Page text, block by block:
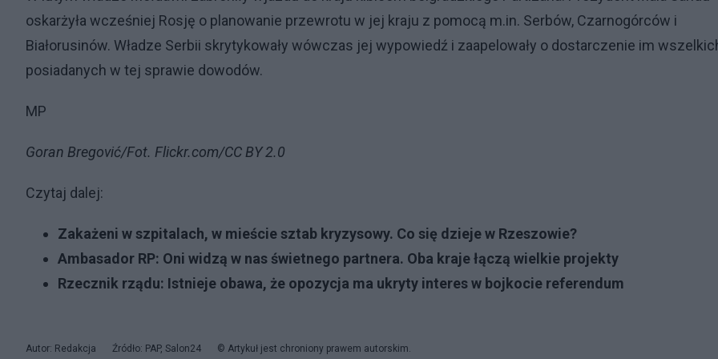
oskarżyła wcześniej Rosję o planowanie przewrotu w jej kraju z pomocą m.in. Serbów, Czarnogórców i
Białorusinów. Władze Serbii skrytykowały wówczas jej wypowiedź i zaapelowały o dostarczenie im
posiadanych w tej sprawie dowodów.
MP
Goran Bregović/Fot. Flickr.com/CC BY 2.0
Czytaj dalej:
Zakażeni w szpitalach, w mieście sztab kryzysowy. Co się dzieje w Rzeszowie?
Ambasador RP: Oni widzą w nas świetnego partnera. Oba kraje łączą wielkie projekty
Rzecznik rządu: Istnieje obawa, że opozycja ma ukryty interes w bojkocie referendum
Autor: Redakcja Źródło: PAP, Salon24 © Artykuł jest chroniony prawem autorskim.